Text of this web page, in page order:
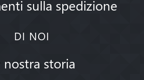
sulla spedizione
DI NOI
nostra storia